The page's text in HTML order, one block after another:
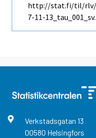
http://stat.fi/til/rlv/
7-11-
Verkstadsgatan 13
00580 Helsingfors